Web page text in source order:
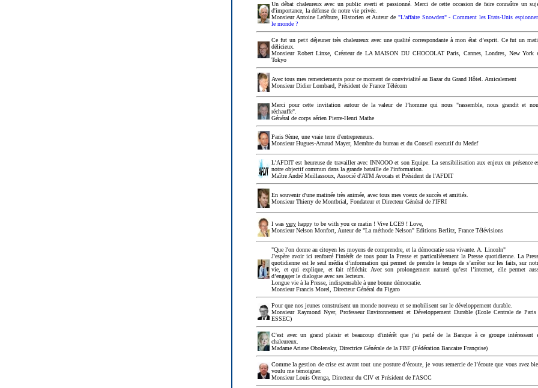
Un débat chaleureux avec un public averti et passionné. Merci de cette occasion de faire connaître un
d'importance, la défense de notre vie privée.
Monsieur Antoine Lefébure, Historien et Auteur de "L'affaire Snowden" - Comment les Etats-Unis
le monde ?
Ce fut un petit déjeuner très chaleureux avec une qualité correspondante à mon état d’esprit. Ce fut un
délicieux.
Monsieur Robert Linxe, Créateur de LA MAISON DU CHOCOLAT Paris, Cannes, Londres, New York
Tokyo
Avec tous mes remerciements pour ce moment de convivialité au Bazar du Grand Hôtel. Amicalement
Monsieur Didier Lombard, Président de France Télécom
Merci pour cette invitation autour de la valeur de l’homme qui nous "rassemble, nous grandit et
réchauffe".
Général de corps aérien Pierre-Henri Mathe
Paris 9ème, une vraie terre d'entrepreneurs.
Monsieur Hugues-Arnaud Mayer, Membre du bureau et du Conseil executif du Medef
L'AFDIT est heureuse de travailler avec INNOOO et son Equipe. La sensibilisation aux enjeux en présence
notre objectif commun dans la grande bataille de l'information.
Maître André Meillassoux, Associé d'ATM Avocats et Président de l'AFDIT
En souvenir d'une matinée très animée, avec tous mes voeux de succès et amitiés.
Monsieur Thierry de Montbrial, Fondateur et Directeur Général de l'IFRI
I was very happy to be with you ce matin ! Vive LCE9 ! Love,
Monsieur Nelson Monfort, Auteur de "La méthode Nelson" Editions Berlitz, France Télévisions
"Que l'on donne au citoyen les moyens de comprendre, et la démocratie sera vivante. A. Lincoln"
J'espère avoir ici renforcé l'intérêt de tous pour la Presse et particulièrement la Presse quotidienne. La
quotidienne est le seul média d’information qui permet de prendre le temps de s’arrêter sur les faits, sur
vie, et qui explique, et fait réfléchir. Avec son prolongement naturel qu’est l’internet, elle permet
d’engager le dialogue avec ses lecteurs.
Longue vie à la Presse, indispensable à une bonne démocratie.
Monsieur Francis Morel, Directeur Général du Figaro
Pour que nos jeunes construisent un monde nouveau et se mobilisent sur le développement durable.
Monsieur Raymond Nyer, Professeur Environnement et Développement Durable (Ecole Centrale de
ESSEC)
C'est avec un grand plaisir et beaucoup d'intérêt que j'ai parlé de la Banque à ce groupe intéressant
chaleureux.
Madame Ariane Obolensky, Directrice Générale de la FBF (Fédération Bancaire Française)
Comme la gestion de crise est avant tout une posture d’écoute, je vous remercie de l’écoute que vous avez
voulu me témoigner.
Monsieur Louis Orenga, Directeur du CIV et Président de l'ASCC